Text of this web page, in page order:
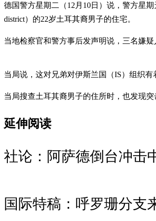
德国警方星期二（12月10日）说，警方星
district）的22岁土耳其裔男子的住宅。
当地检察官和警方事后发声明说，三名嫌
当局说，这对兄弟对伊斯兰国（IS）组织
当局搜查土耳其裔男子的住所时，也发现
延伸阅读
社论：阿萨德倒台冲击
国际特稿：呼罗珊分支